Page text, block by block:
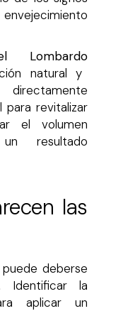
Lombardo
natural y
para revitalizar
el volumen
resultado
las
deberse
Identificar la
aplicar un